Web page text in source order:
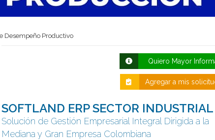
Desempeño Productivo
Quiero Mayor
Agregar a mis
SOFTLAND ERP SECTOR INDUSTRIAL
Solución de Gestión Empresarial Integral Dirigida a la
Mediana y Gran Empresa Colombiana